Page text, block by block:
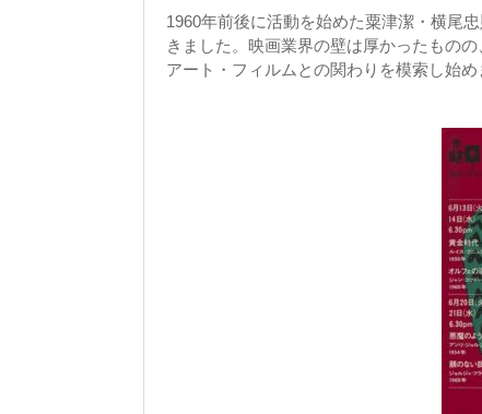
1960年前後に活動を始めた粟津潔・横尾
きました。映画業界の壁は厚かったもの
アート・フィルムとの関わりを模索し始め